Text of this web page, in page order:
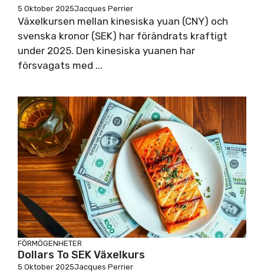
5 Oktober 2025Jacques Perrier
Växelkursen mellan kinesiska yuan (CNY) och
svenska kronor (SEK) har förändrats kraftigt
under 2025. Den kinesiska yuanen har
försvagats med ...
FÖRMÖGENHETER
Dollars To SEK Växelkurs
5 Oktober 2025Jacques Perrier